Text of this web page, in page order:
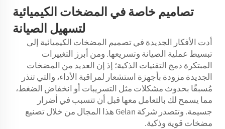
تصاميم خاصة في المضخات الكيميائية
لتسهيل الصيانة
أدت الأفكار الجديدة في تصميم المضخات الكيميائية إلى
تبسيط عملية الصيانة وتسريعها. ومن أبرز التغييرات
المبتكرة دمج التقنيات الذكية؛ إذ إن العديد من المضخات
الجديدة مزودة بأجهزة استشعار لمراقبة الأداء، والتي تنذر
مُسبقًا بحدوث مشكلات مثل التسريبات أو انخفاض الضغط،
مما يسمح لك بالتعامل معها قبل أن تتسبب في أضرار
جسيمة. وتتصدر شركة Gelan هذا المجال من خلال تصنيع
مضخات قوية وذكية.